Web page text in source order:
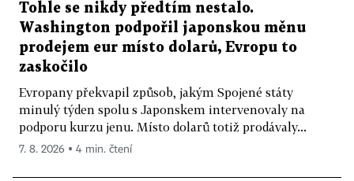
Tohle se nikdy předtím nestalo.
Washington podpořil japonskou měnu
prodejem eur místo dolarů, Evropu to
zaskočilo
Evropany překvapil způsob, jakým Spojené státy
minulý týden spolu s Japonskem intervenovaly na
podporu kurzu jenu. Místo dolarů totiž prodávaly...
7. 8. 2026 ▪ 4 min. čtení